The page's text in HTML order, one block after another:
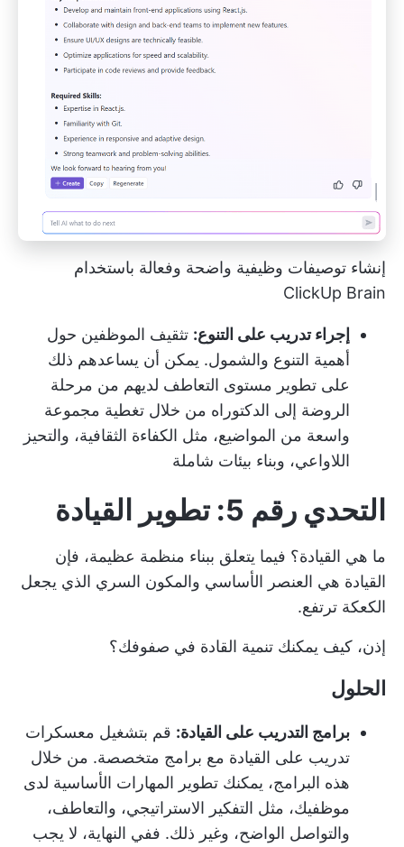
إنشاء توصيفات وظيفية واضحة وفعالة باستخدام
ClickUp Brain
إجراء تدريب على التنوع: تثقيف الموظفين حول
أهمية التنوع والشمول. يمكن أن يساعدهم ذلك
على تطوير مستوى التعاطف لديهم من مرحلة
الروضة إلى الدكتوراه من خلال تغطية مجموعة
واسعة من المواضيع، مثل الكفاءة الثقافية، والتحيز
اللاواعي، وبناء بيئات شاملة
التحدي رقم 5: تطوير القيادة
ما هي القيادة؟ فيما يتعلق ببناء منظمة عظيمة، فإن
القيادة هي العنصر الأساسي والمكون السري الذي يجعل
الكعكة ترتفع.
إذن، كيف يمكنك تنمية القادة في صفوفك؟
الحلول
برامج التدريب على القيادة: قم بتشغيل معسكرات
تدريب على القيادة مع برامج متخصصة. من خلال
هذه البرامج، يمكنك تطوير المهارات الأساسية لدى
موظفيك، مثل التفكير الاستراتيجي، والتعاطف،
والتواصل الواضح، وغير ذلك. ففي النهاية، لا يجب